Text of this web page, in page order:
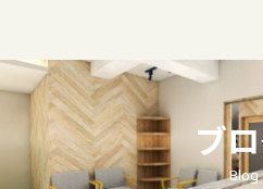
ブ
Blog